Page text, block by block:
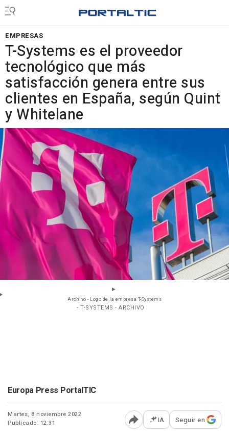
EMPRESAS
T-Systems es el proveedor
tecnológico que más
satisfacción genera entre sus
clientes en España, según Quint
y Whitelane
Archivo - Logo de la empresa T-Systems
- T-SYSTEMS - ARCHIVO
Europa Press PortalTIC
Martes, 8 noviembre 2022
Publicado: 12:31
Abrir opciones para
IA Seguir en